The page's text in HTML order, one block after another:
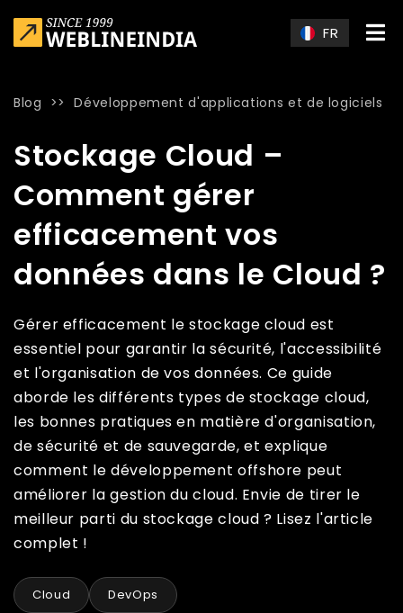
FR
Blog >>Développement d'applications et de logiciels
Stockage Cloud –
Comment gérer
efficacement vos
données dans le Cloud ?
Gérer efficacement le stockage cloud est
essentiel pour garantir la sécurité, l'accessibilité
et l'organisation de vos données. Ce guide
aborde les différents types de stockage cloud,
les bonnes pratiques en matière d'organisation,
de sécurité et de sauvegarde, et explique
comment le développement offshore peut
améliorer la gestion du cloud. Envie de tirer le
meilleur parti du stockage cloud ? Lisez l'article
complet !
Cloud DevOps